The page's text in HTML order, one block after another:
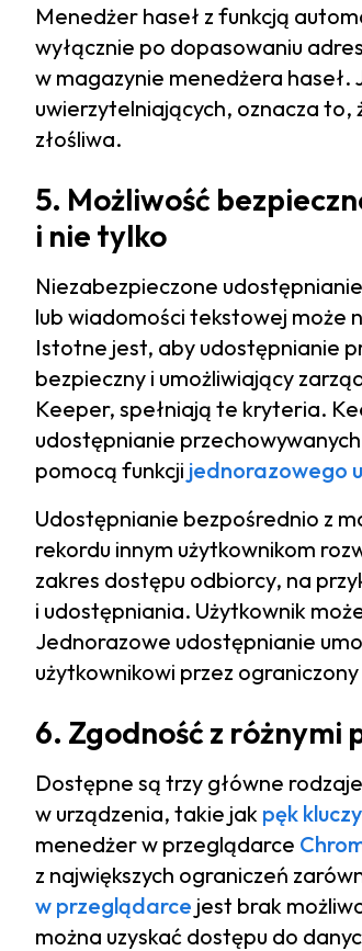
Menedżer haseł z funkcją
wyłącznie po dopasowaniu
w magazynie menedżera haseł.
uwierzytelniających, oznacza
złośliwa.
5. Możliwość
i nie tylko
Niezabezpieczone
lub wiadomości tekstowej może
Istotne jest, aby udostępnianie
bezpieczny i umożliwiający
Keeper, spełniają te kryteria.
udostępnianie
pomocą funkcji jednorazowego
Udostępnianie bezpośrednio z
rekordu innym użytkownikom
zakres dostępu odbiorcy, na
i udostępniania. Użytkownik
Jednorazowe udostępnianie
użytkownikowi przez
6. Zgodność z
Dostępne są trzy główne
w urządzenia, takie jak pęk
menedżer w przeglądarce
z największych ograniczeń
w przeglądarce jest brak
można uzyskać dostępu do